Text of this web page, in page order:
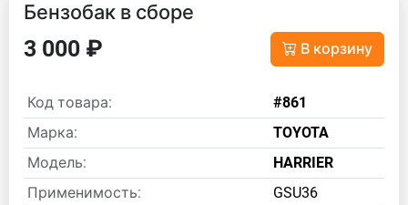
Бензобак в сборе
3 000 ₽ В корзину
Код товара:
#861
Марка:
TOYOTA
Модель:
HARRIER
Применимость:
GSU36